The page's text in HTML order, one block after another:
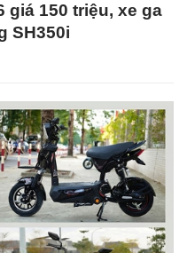
giá 150 triệu, xe ga
SH350i